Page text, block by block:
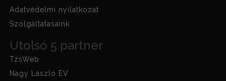
Adatvédelmi nyilatkozat
Szolgáltatasaink
Utolsó 5 partner
TzsWeb
Nagy László EV